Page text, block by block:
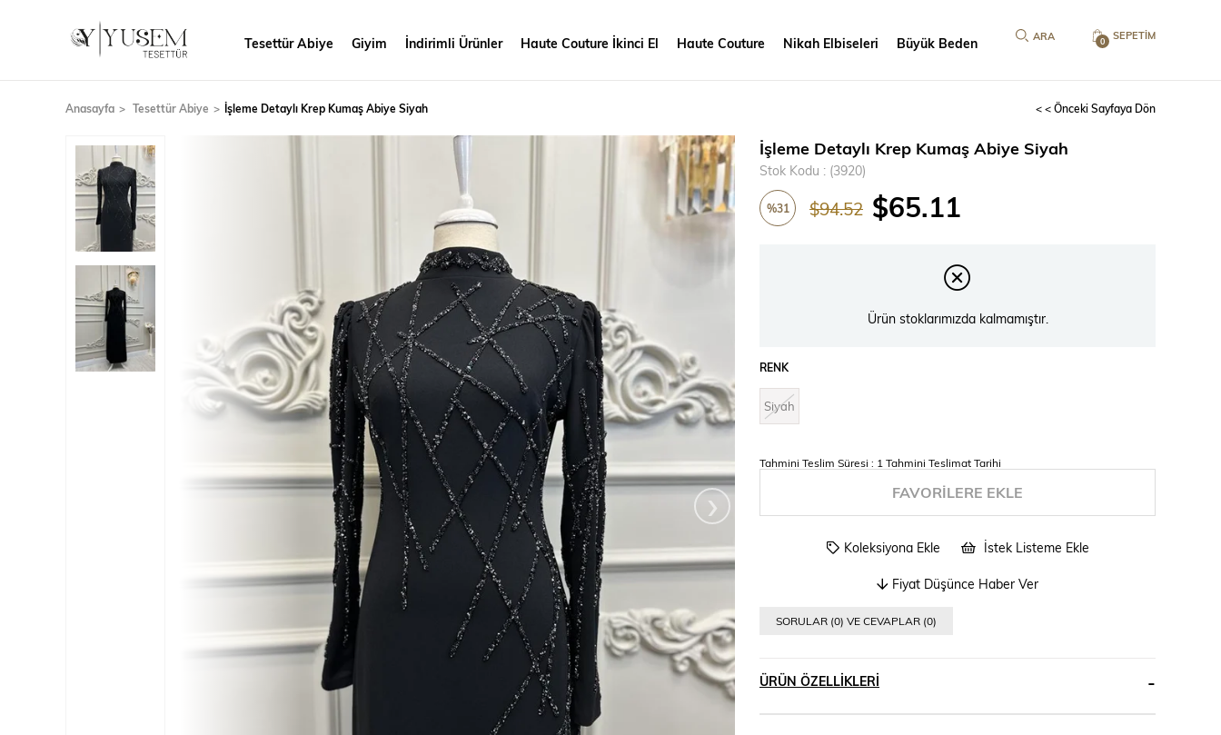
SEPETIM
0
Tesettür Abiye Giyim İndirimli Ürünler Haute Couture İkinci El Haute Couture Nikah Elbiseleri Büyük Beden
Anasayfa Tesettür Abiye İşleme Detaylı Krep Kumaş Abiye Siyah < < Önceki Sayfaya Dön
›
İşleme Detaylı Krep Kumaş Abiye Siyah
Stok Kodu (3920)
%31 $94.52 $65.11
Ürün stoklarımızda kalmamıştır.
RENK
Siyah
Tahmini Teslim Süresi : 1 Tahmini Teslimat Tarihi
FAVORILERE EKLE
Koleksiyona Ekle İstek Listeme Ekle
Fiyat Düşünce Haber Ver
SORULAR (0) VE CEVAPLAR (0)
ÜRÜN ÖZELLIKLERI